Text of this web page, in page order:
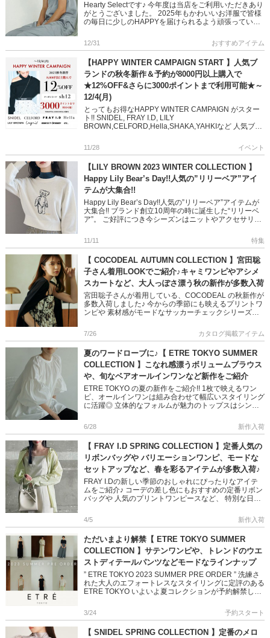
Hearty Selectです♪ 今年度は当店をご利用いただきあり
がとうございました。 2025年もかわいいお洋服で皆様
の毎日に少しのHAPPYを届けられるよう頑張っていき
12/31 おすすめアイテム
【HAPPY WINTER CAMPAIGN START 】人気ブ
ランドの秋冬新作＆予約が8000円以上購入で
★12%OFF&さらに3000ポイントまで利用可能★～
12/4(月)
とってもお得なHAPPY WINTER CAMPAIGN がスター
ト!! SNIDEL, FRAY I.D, LILY
BROWN,CELFORD,Hella,SHAKA,YAHKIなど 人気ブラ
11/28 イベント
【LILY BROWN 2023 WINTER COLLECTION 】
Happy Lily Bear’s Day!!人気の”リリーベア”アイ
テムが大集合!!
Happy Lily Bear’s Day!!人気の”リリーベア”アイテムが
大集合!! ブランド創立10周年の時に誕生した“リリーベ
ア”。 ご好評につき今シーズンはニットやアクセサリー
11/11 特集
【 COCODEAL AUTUMN COLLECTION 】宮田聡
子さん着用LOOKでご紹介♪キャミワンピやアシメ
スカートなど、大人っぽさ漂う秋の新作が多数入荷
宮田聡子さんが着用している、COCODEAL の秋新作が
多数入荷しました♪ 今からの季節にも映えるプリントワ
ンピや 素材感がモードなサッカーチェックシリーズな
叶います 是 […]
7/26 カタログ掲載アイテム
夏のワードローブに♪【 ETRE TOKYO SUMMER
COLLECTION 】こなれ感漂うボリュームブラウス
や、旬なベアオールインワンなど新作をご紹介
ETRE TOKYO の夏の新作をご紹介!! 1枚で映えるワン
ピ、オールインワンは組み合わせて幅広いスタイリング
に活躍◎ 立体的なフォルムが魅力のトップスはシンプ
6/28 新作入荷
【 FRAY I.D SPRING COLLECTION 】定番人気の
リボンバッグや バリエーションワンピ、モードな
セットアップなど、春を彩るアイテムが多数入荷♪
FRAY I.Dの新しい季節のおしゃれにぴったりなアイテ
ムをご紹介♪ コーデの差し色にもおすすめの定番リボン
バッグや 人気のプリントワンピースなど、 特別な日も
ックして下 […]
4/5 新作入荷
ただいまより解禁【 ETRE TOKYO SUMMER
COLLECTION 】サテンワンピや、トレンドのウエ
ストディテールパンツなどモードなラインナップ
” ETRE TOKYO 2023 SUMMER PRE ORDER ” 洗練さ
れた大人のエフォートレスなスタイリングに定評のある
ETRE TOKYO いよいよ夏コレクションが予約解禁しま
3/24 予約スタート
【 SNIDEL SPRING COLLECTION 】定番のメロ